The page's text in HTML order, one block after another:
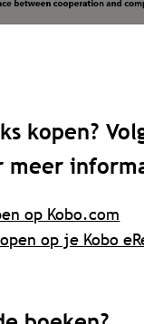
kopen?
meer
op Kobo.com
op je Kobo